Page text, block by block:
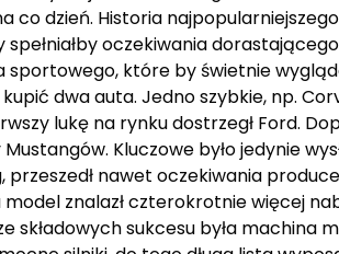
dzień. Historia
oczekiwania
które by świetnie
dwa auta. Jedno szybkie, np.
lukę na rynku dostrzegł Ford.
Kluczowe było jedynie
nawet oczekiwania
znalazł czterokrotnie więcej
sukcesu była machina